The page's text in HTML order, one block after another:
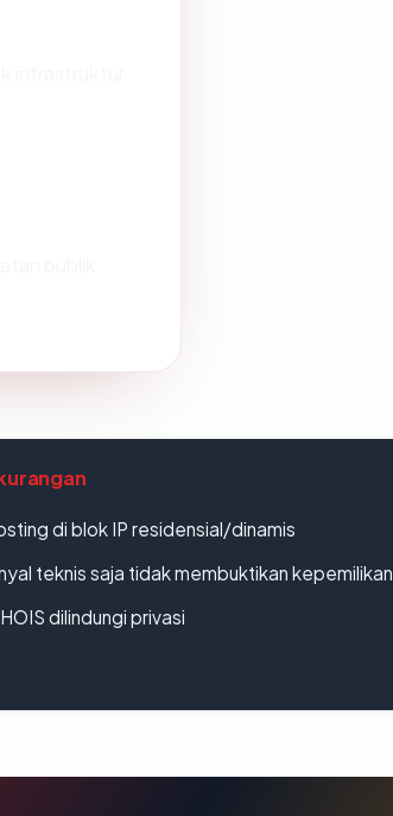
di blok IP residensial/dinamis
teknis saja tidak membuktikan kepemilikan
dilindungi privasi